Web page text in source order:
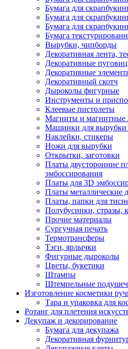
Бумага для
Бумага для
Бумага для
Бумага
Вырубки, чипборды
Декоративная лента,
Декоративные
Декоративные
Декоративный скотч
Дыроколы фигурные
Инструменты и
Клеевые пистолеты
Магниты и магнитные
Машинки для
Наклейки, стикеры
Ножи для вырубки
Открытки, заготовки
Платы двусторонние
эмбоссирования
Платы для 3D
Платы металлические
Платы, папки для
Полубусинки,
Прочие материалы
Сургучная печать
Термотрансферы
Тэги, ярлычки
Фигурные дыроколы
Цветы, букетики
Штампы
Штемпельные
Изготовление косметики
Тара и упаковка для
Ротанг для плетения
Декупаж и декорирование
Бумага для декупажа
Декоративная